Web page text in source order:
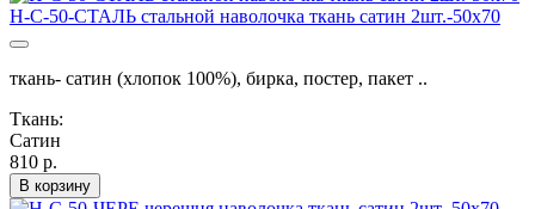
Н-С-50-СТАЛЬ стальной наволочка ткань сатин 2шт.-50х70
ткань- сатин (хлопок 100%), бирка, постер, пакет ..
Ткань:
Сатин
810 р.
В корзину